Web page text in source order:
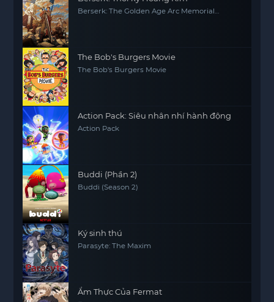
Berserk: The Golden Age Arc Memorial
The Bob's Burgers Movie
The Bob's Burgers Movie
Action Pack: Siêu nhân nhí hành động
Action Pack
Buddi (Phần 2)
Buddi (Season 2)
Ký sinh thú
Parasyte: The Maxim
Ẩm Thực Của Fermat